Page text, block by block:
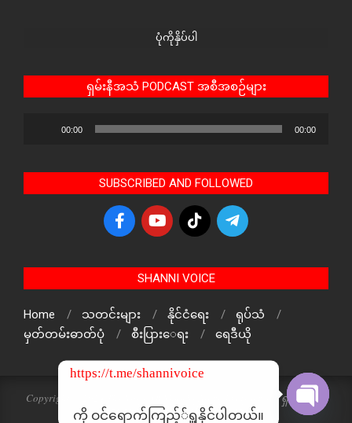
ပုံကိုနှိပ်ပါ
ရှမ်းနီအသံ PODCAST အစီအစဉ်များ
00:00 00:00
SUBSCRIBED AND FOLLOWED
SHANNI VOICE
Home သတင်းများ နိုင်ငံရေး
ရုပ်သံ
မှတ်တမ်းဓာတ်ပုံ
စီးပြားေရး ရေဒီယို
Copyright © 2024 The Voice Of ShanNi All rights reserved. ရှမ်းနီအသံ
သတင်းဌာန၏ မူပိုင်ဖြစ်ပါသည်
https://t.me/shannivoice
ကို ဝင်ရောက်ကြည့််ရှူနိုင်ပါတယ်။